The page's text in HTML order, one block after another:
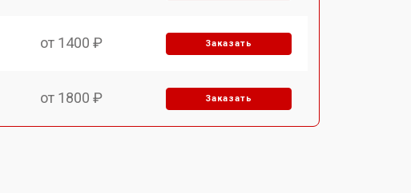
от 1400 ₽ Заказать
от 1800 ₽ Заказать